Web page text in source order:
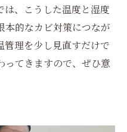
は、こうした温度と湿度
本的なカビ対策につなが
管理を少し見直すだけで
ってきますので、ぜひ意